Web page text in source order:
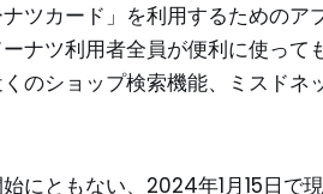
ツカード」を利用するための
ナツ利用者全員が便利に使っ
のショップ検索機能、ミスドネ
にともない、2024年1月15日で